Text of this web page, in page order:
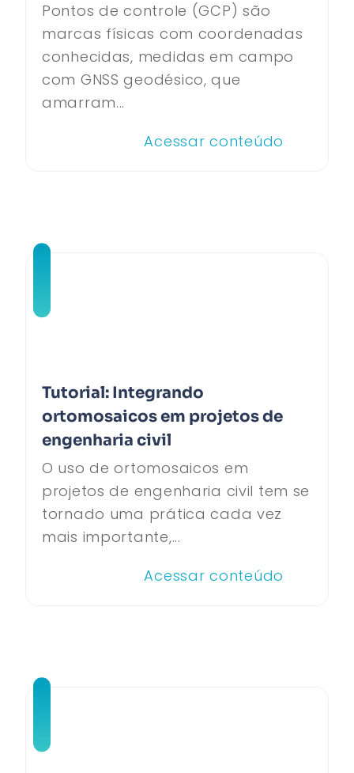
Pontos de controle (GCP) são
marcas físicas com coordenadas
conhecidas, medidas em campo
com GNSS geodésico, que
amarram...
Acessar conteúdo
Tutorial: Integrando
ortomosaicos em projetos de
engenharia civil
O uso de ortomosaicos em
projetos de engenharia civil tem se
tornado uma prática cada vez
mais importante,...
Acessar conteúdo